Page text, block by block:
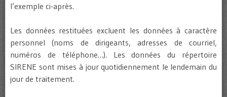
l’exemple ci-après.
Les données restituées excluent les données à caractère
personnel (noms de dirigeants, adresses de courriel,
numéros de téléphone…). Les données du répertoire
SIRENE sont mises à jour quotidiennement le lendemain du
jour de traitement.